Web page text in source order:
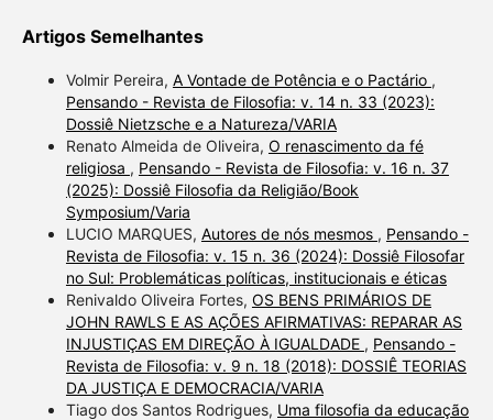
Artigos Semelhantes
Volmir Pereira, A Vontade de Potência e o Pactário ,
Pensando - Revista de Filosofia: v. 14 n. 33 (2023):
Dossiê Nietzsche e a Natureza/VARIA
Renato Almeida de Oliveira, O renascimento da fé
religiosa , Pensando - Revista de Filosofia: v. 16 n. 37
(2025): Dossiê Filosofia da Religião/Book
Symposium/Varia
LUCIO MARQUES, Autores de nós mesmos , Pensando -
Revista de Filosofia: v. 15 n. 36 (2024): Dossiê Filosofar
no Sul: Problemáticas políticas, institucionais e éticas
Renivaldo Oliveira Fortes, OS BENS PRIMÁRIOS DE
JOHN RAWLS E AS AÇÕES AFIRMATIVAS: REPARAR AS
INJUSTIÇAS EM DIREÇÃO À IGUALDADE , Pensando -
Revista de Filosofia: v. 9 n. 18 (2018): DOSSIÊ TEORIAS
DA JUSTIÇA E DEMOCRACIA/VARIA
Tiago dos Santos Rodrigues, Uma filosofia da educação